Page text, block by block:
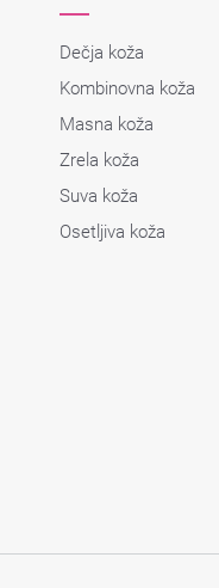
Dečja koža
Kombinovna koža
Masna koža
Zrela koža
Suva koža
Osetljiva koža